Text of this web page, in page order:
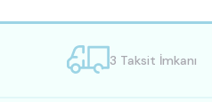
3 Taksit İmkanı